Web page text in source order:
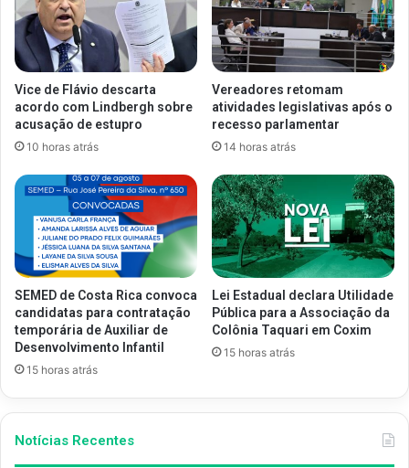
Vice de Flávio descarta
acordo com Lindbergh sobre
acusação de estupro
10 horas atrás
Vereadores retomam
atividades legislativas após o
recesso parlamentar
14 horas atrás
SEMED de Costa Rica convoca
candidatas para contratação
temporária de Auxiliar de
Desenvolvimento Infantil
15 horas atrás
Lei Estadual declara Utilidade
Pública para a Associação da
Colônia Taquari em Coxim
15 horas atrás
Notícias Recentes